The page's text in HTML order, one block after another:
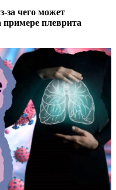
за чего может
примере плеврита